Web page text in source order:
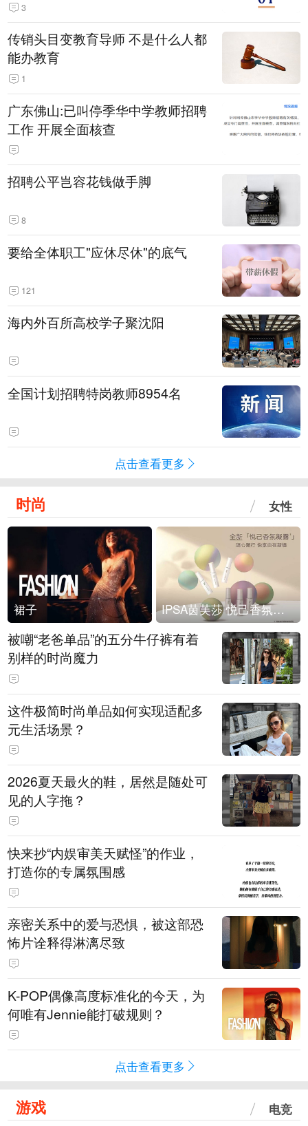
3
传销头目变教育导师 不是什么人都
能办教育
1
广东佛山:已叫停季华中学教师招聘
工作 开展全面核查
招聘公平岂容花钱做手脚
8
要给全体职工"应休尽休"的底气
121
海内外百所高校学子聚沈阳
全国计划招聘特岗教师8954名
点击查看更多
时尚 女性
裙子 IPSA茵芙莎 悦己香氛凝露上市
被嘲“老爸单品”的五分牛仔裤有着
别样的时尚魔力
这件极简时尚单品如何实现适配多
元生活场景？
2026夏天最火的鞋，居然是随处可
见的人字拖？
快来抄“内娱审美天赋怪”的作业，
打造你的专属氛围感
亲密关系中的爱与恐惧，被这部恐
怖片诠释得淋漓尽致
K-POP偶像高度标准化的今天，为
何唯有Jennie能打破规则？
点击查看更多
游戏 电竞